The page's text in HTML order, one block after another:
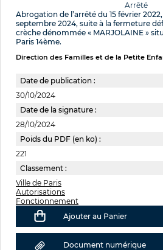
Arrêté
Abrogation de l’arrêté du 15 février
septembre 2024, suite à la fermeture
crèche dénommée « MARJOLAINE »
Paris 14ème.
Direction des Familles et de la Petite
Date de publication :
30/10/2024
Date de la signature :
28/10/2024
Poids du PDF (en ko) :
221
Classement :
Ville de Paris
Autorisations
Fonctionnement
Ajouter au Panier
Document numérique